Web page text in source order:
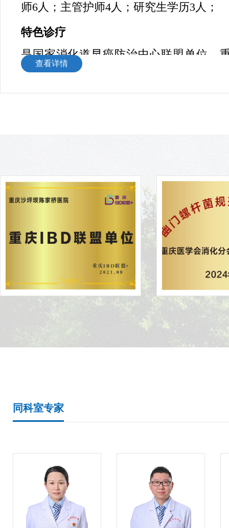
师6人；主管护师4人；研究生学历3人；
特色诊疗
是国家消化道早癌防治中心联盟单位、
单位、重庆市医学会消化分会幽门螺杆
螺旋杆菌规范化诊治门诊。年门诊近3万
包括消化道早癌筛查，消化道ESD/
疗）、食管静脉曲张套扎治疗、内痔套
重症急性胰腺炎诊治、脂肪肝与减重的
症性肠病的诊治等
查看详情
同科室专家